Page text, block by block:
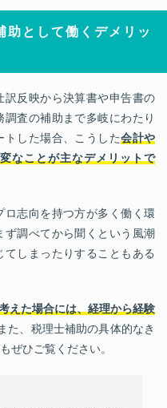
助として働くデメリッ
反映から決算書や申告書の
査の補助まで多岐にわたり
トした場合、こうした会計や
なことが主なデメリットで
ロ志向を持つ方が多く働く環
調べてから聞くという風潮
しまったりすることもある
えた場合には、経理から経験
た、税理士補助の具体的なき
ぜひご覧ください。